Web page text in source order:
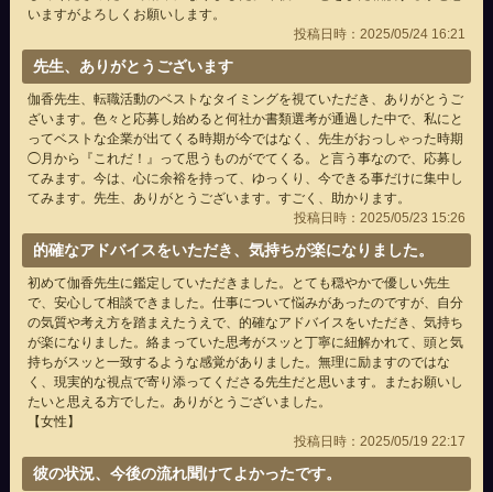
いますがよろしくお願いします。
投稿日時：2025/05/24 16:21
先生、ありがとうございます
伽香先生、転職活動のベストなタイミングを視ていただき、ありがとうご
ざいます。色々と応募し始めると何社か書類選考が通過した中で、私にと
ってベストな企業が出てくる時期が今ではなく、先生がおっしゃった時期
◯月から『これだ！』って思うものがでてくる。と言う事なので、応募し
てみます。今は、心に余裕を持って、ゆっくり、今できる事だけに集中し
てみます。先生、ありがとうございます。すごく、助かります。
投稿日時：2025/05/23 15:26
的確なアドバイスをいただき、気持ちが楽になりました。
初めて伽香先生に鑑定していただきました。とても穏やかで優しい先生
で、安心して相談できました。仕事について悩みがあったのですが、自分
の気質や考え方を踏まえたうえで、的確なアドバイスをいただき、気持ち
が楽になりました。絡まっていた思考がスッと丁寧に紐解かれて、頭と気
持ちがスッと一致するような感覚がありました。無理に励ますのではな
く、現実的な視点で寄り添ってくださる先生だと思います。またお願いし
たいと思える方でした。ありがとうございました。
【女性】
投稿日時：2025/05/19 22:17
彼の状況、今後の流れ聞けてよかったです。